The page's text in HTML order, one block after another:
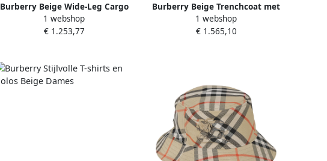
Burberry Beige Wide-Leg Cargo
Broek Beige Dames
1 webshop
€ 1.253,77
Burberry Beige Trenchcoat met
bijpassende riem Beige Dames
1 webshop
€ 1.565,10